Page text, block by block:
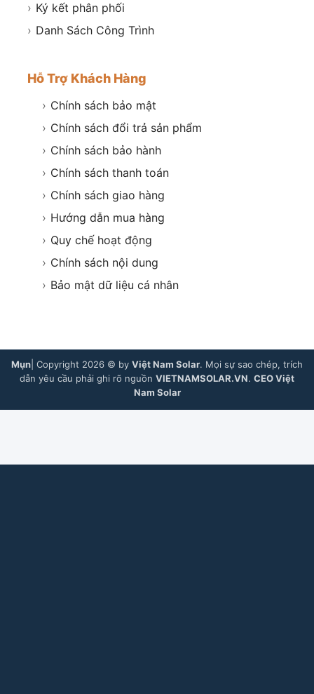
› Ký kết phân phối
› Danh Sách Công Trình
Hỗ Trợ Khách Hàng
› Chính sách bảo mật
› Chính sách đổi trả sản phẩm
› Chính sách bảo hành
› Chính sách thanh toán
› Chính sách giao hàng
› Hướng dẫn mua hàng
› Quy chế hoạt động
› Chính sách nội dung
› Bảo mật dữ liệu cá nhân
Mụn | Copyright 2026 © by Việt Nam Solar. Mọi sự sao chép, trích
dẫn yêu cầu phải ghi rõ nguồn VIETNAMSOLAR.VN. CEO Việt
Nam Solar